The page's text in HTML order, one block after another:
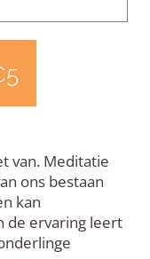
van. Meditatie
ons bestaan
kan
de ervaring leert